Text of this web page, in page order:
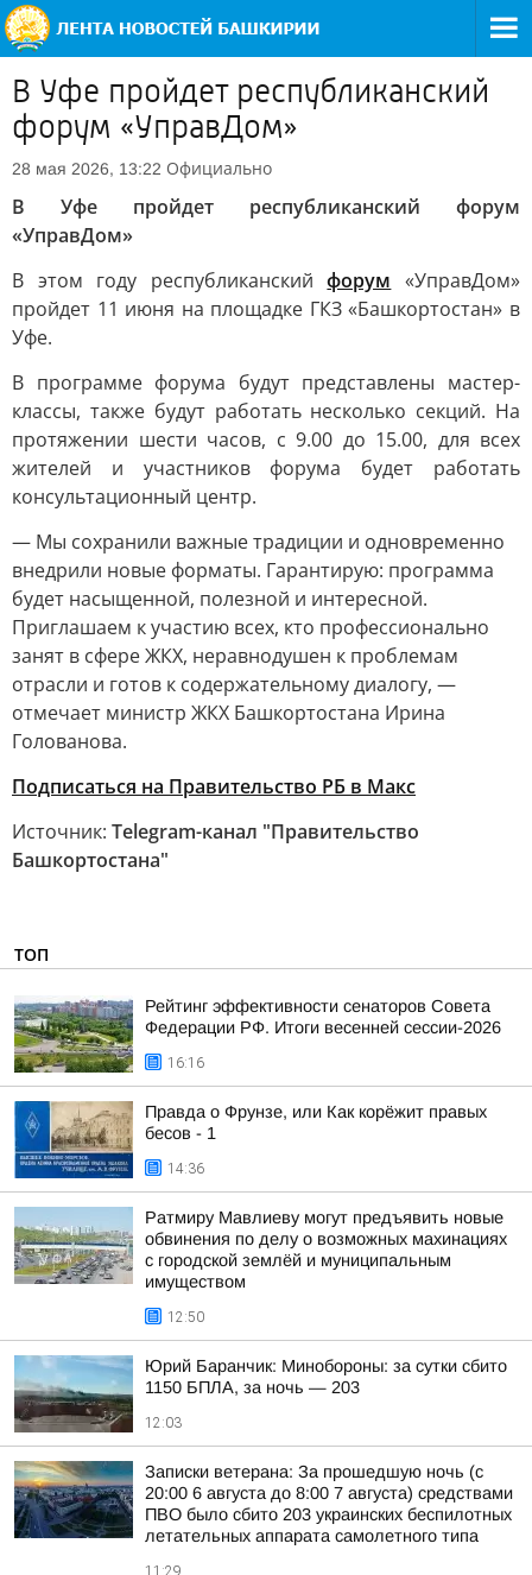
В Уфе пройдет республиканский
форум «УправДом»
28 мая 2026, 13:22 Официально
В Уфе пройдет республиканский форум
«УправДом»
В этом году республиканскийфорум «УправДом»
пройдет 11 июня на площадке ГКЗ «Башкортостан» в
Уфе.
В программе форума будут представлены мастер-
классы, также будут работать несколько секций. На
протяжении шести часов, с 9.00 до 15.00, для всех
жителей и участников форума будет работать
консультационный центр.
— Мы сохранили важные традиции и одновременно
внедрили новые форматы. Гарантирую: программа
будет насыщенной, полезной и интересной.
Приглашаем к участию всех, кто профессионально
занят в сфере ЖКХ, неравнодушен к проблемам
отрасли и готов к содержательному диалогу, —
отмечает министр ЖКХ Башкортостана Ирина
Голованова.
Подписаться на Правительство РБ в Макс
Источник: Telegram-канал "Правительство
Башкортостана"
ТОП
Рейтинг эффективности сенаторов Совета
Федерации РФ. Итоги весенней сессии-2026
16:16
Правда о Фрунзе, или Как корёжит правых
бесов - 1
14:36
Ратмиру Мавлиеву могут предъявить новые
обвинения по делу о возможных махинациях
с городской землёй и муниципальным
имуществом
12:50
Юрий Баранчик: Минобороны: за сутки сбито
1150 БПЛА, за ночь — 203
12:03
Записки ветерана: За прошедшую ночь (с
20:00 6 августа до 8:00 7 августа) средствами
ПВО было сбито 203 украинских беспилотных
летательных аппарата самолетного типа
11:29